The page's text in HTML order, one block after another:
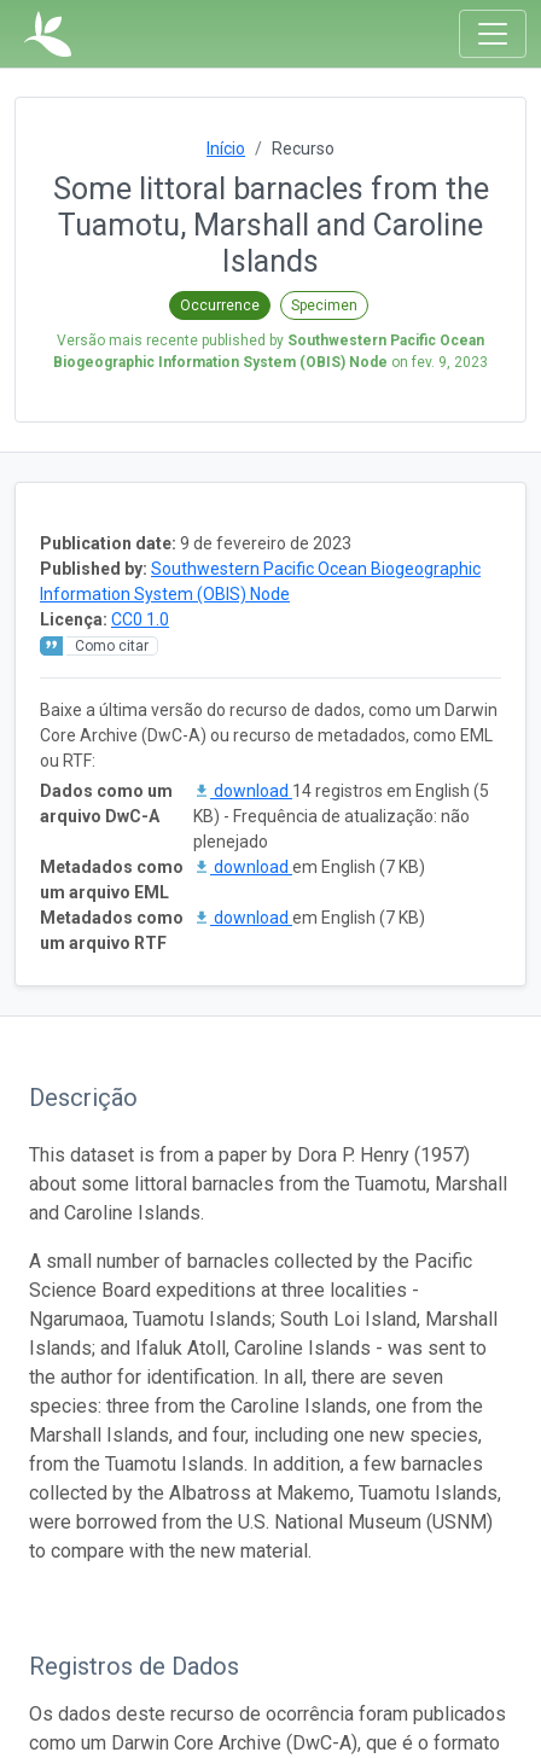
Início Recurso
Some littoral barnacles from the
Tuamotu, Marshall and Caroline
Islands
Occurrence Specimen
Versão mais recente published by Southwestern Pacific Ocean
Biogeographic Information System (OBIS) Node on fev. 9, 2023
Publication date: 9 de fevereiro de 2023
Published by: Southwestern Pacific Ocean Biogeographic
Information System (OBIS) Node
Licença: CC0 1.0
Como citar
Baixe a última versão do recurso de dados, como um Darwin
Core Archive (DwC-A) ou recurso de metadados, como EML
ou RTF:
Dados como um
arquivo DwC-A
download 14 registros em English (5
KB) - Frequência de atualização: não
plenejado
Metadados como
um arquivo EML
download em English (7 KB)
Metadados como
um arquivo RTF
download em English (7 KB)
Descrição
This dataset is from a paper by Dora P. Henry (1957)
about some littoral barnacles from the Tuamotu, Marshall
and Caroline Islands.
A small number of barnacles collected by the Pacific
Science Board expeditions at three localities -
Ngarumaoa, Tuamotu Islands; South Loi Island, Marshall
Islands; and Ifaluk Atoll, Caroline Islands - was sent to
the author for identification. In all, there are seven
species: three from the Caroline Islands, one from the
Marshall Islands, and four, including one new species,
from the Tuamotu Islands. In addition, a few barnacles
collected by the Albatross at Makemo, Tuamotu Islands,
were borrowed from the U.S. National Museum (USNM)
to compare with the new material.
Registros de Dados
Os dados deste recurso de ocorrência foram publicados
como um Darwin Core Archive (DwC-A), que é o formato